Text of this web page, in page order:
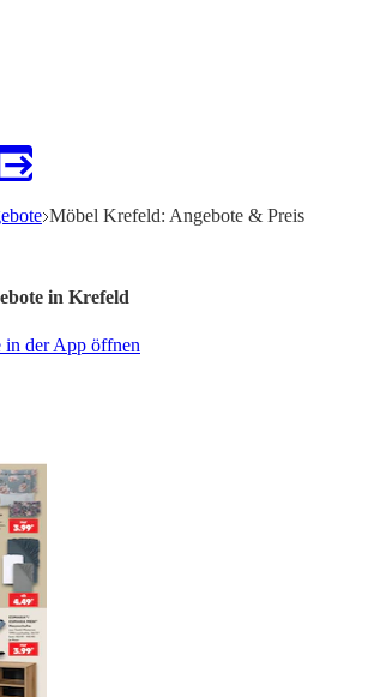
Möbel Krefeld: Angebote & Preis
in Krefeld
der App öffnen